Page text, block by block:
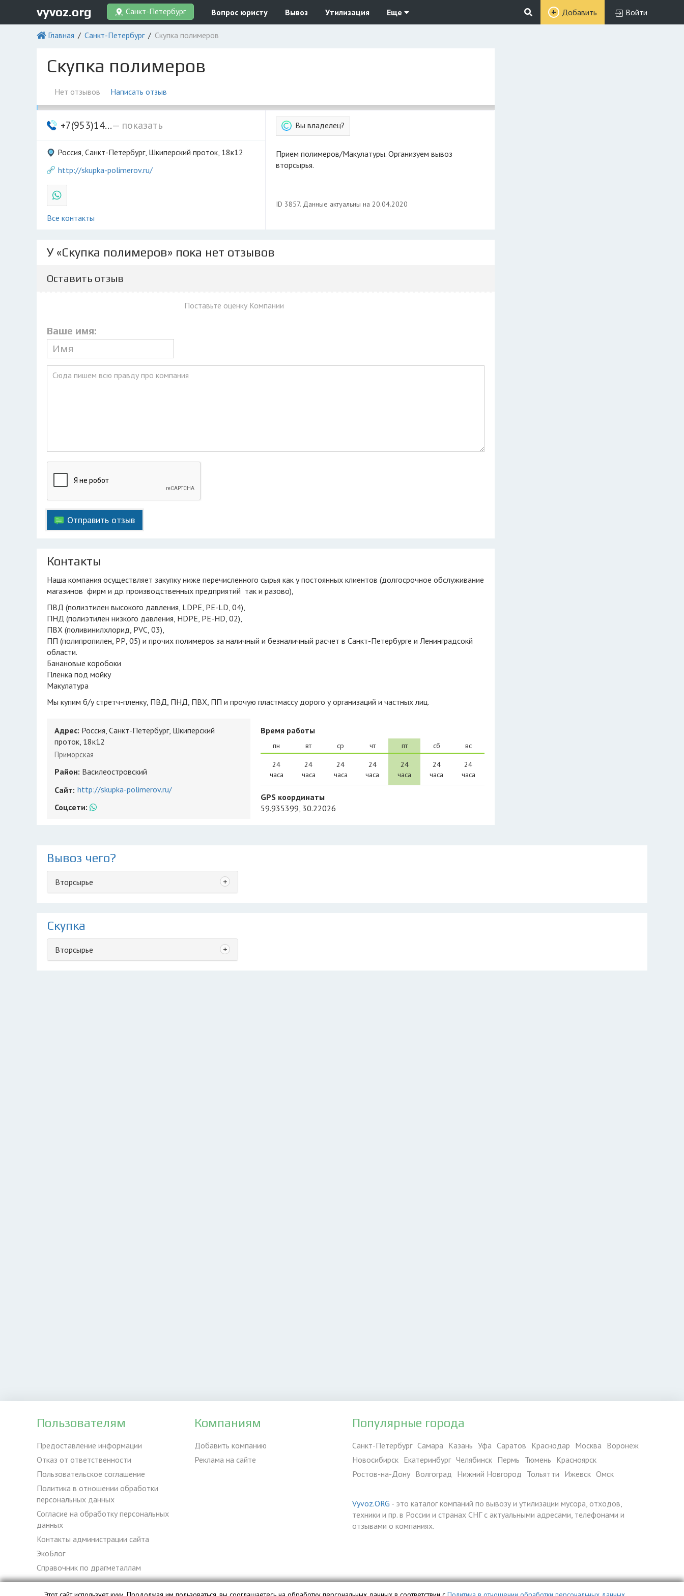
vyvoz.org Санкт-Петербург Вопрос юристу Вывоз Утилизация Еще Добавить Войти
Главная Санкт-Петербург Скупка полимеров
Скупка полимеров
Нет отзывов Написать отзыв
+7(953)14...— показать
Россия, Санкт-Петербург, Шкиперский проток, 18к12
http://skupka-polimerov.ru/
Все контакты
Вы владелец?
Прием полимеров/Макулатуры. Организуем вывоз
вторсырья.
ID 3857. Данные актуальны на 20.04.2020
У «Скупка полимеров» пока нет отзывов
Оставить отзыв
Ваше имя:
Поставьте оценку Компании
Отправить отзыв
Контакты
Наша компания осуществляет закупку ниже перечисленного сырья как у постоянных клиентов (долгосрочное обслуживание
магазинов фирм и др. производственных предприятий так и разово),
ПВД (полиэтилен высокого давления, LDPE, PE-LD, 04),
ПНД (полиэтилен низкого давления, HDPE, PE-HD, 02),
ПВХ (поливинилхлорид, PVC, 03),
ПП (полипропилен, РР, 05) и прочих полимеров за наличный и безналичный расчет в Санкт-Петербурге и Ленинградсокй
области.
Банановые коробоки
Пленка под мойку
Макулатура
Мы купим б/у стретч-пленку, ПВД, ПНД, ПВХ, ПП и прочую пластмассу дорого у организаций и частных лиц.
Адрес: Россия, Санкт-Петербург, Шкиперский
проток, 18к12
Приморская
Район: Василеостровский
Сайт: http://skupka-polimerov.ru/
Соцсети:
Время работы
пн
24
часа
вт
24
часа
ср
24
часа
чт
24
часа
пт
24
часа
сб
24
часа
вс
24
часа
GPS координаты
59.935399, 30.22026
Вывоз чего?
Вторсырье +
Скупка
Вторсырье +
Пользователям
Предоставление информации
Отказ от ответственности
Пользовательское соглашение
Политика в отношении обработки
персональных данных
Согласие на обработку персональных
данных
Контакты администрации сайта
ЭкоБлог
Справочник по драгметаллам
Компаниям
Добавить компанию
Реклама на сайте
Популярные города
Санкт-Петербург Самара Казань Уфа Саратов Краснодар Москва Воронеж
Новосибирск Екатеринбург Челябинск Пермь Тюмень Красноярск
Ростов-на-Дону Волгоград Нижний Новгород Тольятти Ижевск Омск
Vyvoz.ORG - это каталог компаний по вывозу и утилизации мусора, отходов,
техники и пр. в России и странах СНГ с актуальными адресами, телефонами и
отзывами о компаниях.